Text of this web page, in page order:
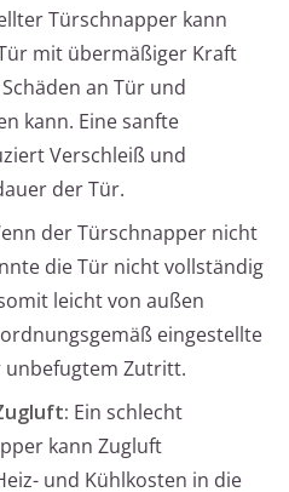
Türschnapper kann
mit übermäßiger Kraft
an Tür und
kann. Eine sanfte
Verschleiß und
der Tür.
der Türschnapper nicht
die Tür nicht vollständig
leicht von außen
eingestellte
unbefugtem Zutritt.
Ein schlecht
kann Zugluft
und Kühlkosten in die